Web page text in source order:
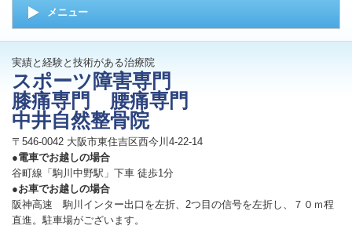
メニュー
実績と経験と技術がある治療院
スポーツ障害専門
膝痛専門 腰痛専門
中井自然整骨院
〒546-0042 大阪市東住吉区西今川4-22-14
●電車でお越しの場合
谷町線「駒川中野駅」下車 徒歩1分
●お車でお越しの場合
阪神高速 駒川インター出口を左折、2つ目の信号を左折し、７０ｍ程
直進。駐車場がございます。